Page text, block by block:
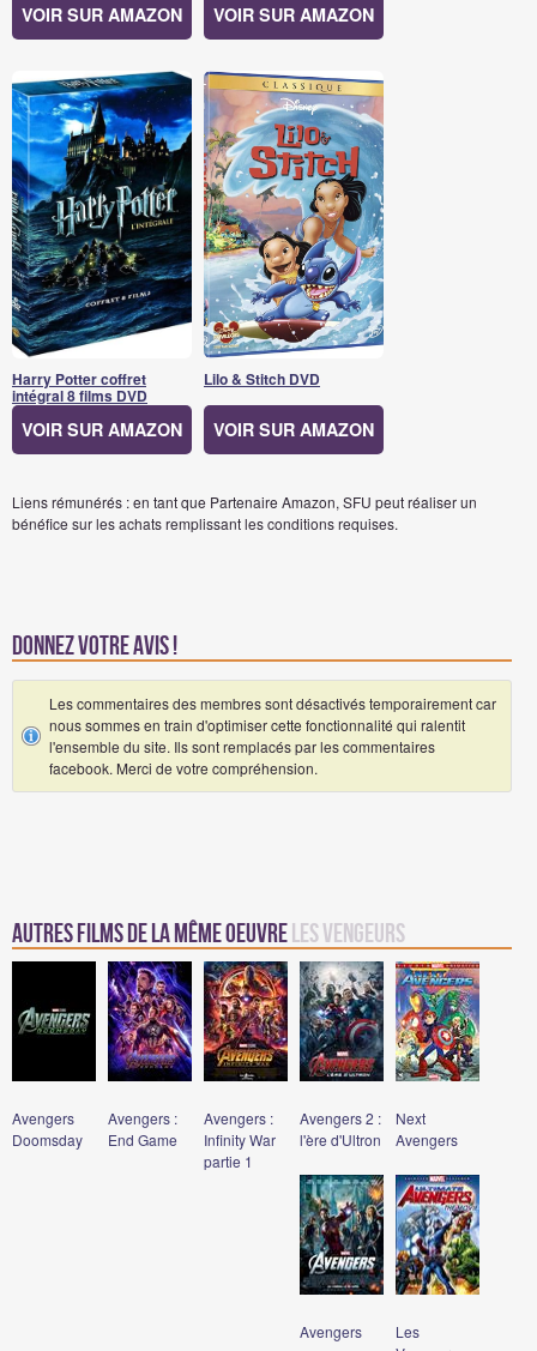
VOIR SUR AMAZON VOIR SUR AMAZON
Harry Potter coffret
intégral 8 films DVD
VOIR SUR AMAZON
Lilo & Stitch DVD
VOIR SUR AMAZON
Liens rémunérés : en tant que Partenaire Amazon, SFU peut réaliser un
bénéfice sur les achats remplissant les conditions requises.
Donnez votre avis !
Les commentaires des membres sont désactivés temporairement car
nous sommes en train d'optimiser cette fonctionnalité qui ralentit
l'ensemble du site. Ils sont remplacés par les commentaires
facebook. Merci de votre compréhension.
Autres films de la même oeuvre Les Vengeurs
Avengers
Doomsday
Avengers :
End Game
Avengers :
Infinity War
partie 1
Avengers 2 :
l'ère d'Ultron
Next
Avengers
Avengers
Les